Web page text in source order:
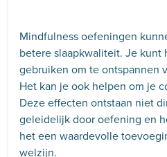
Mindfulness oefeningen
betere slaapkwaliteit. Je kunt
gebruiken om te ontspannen
Het kan je ook helpen om je
Deze effecten ontstaan niet
geleidelijk door oefening en
het een waardevolle
welzijn.